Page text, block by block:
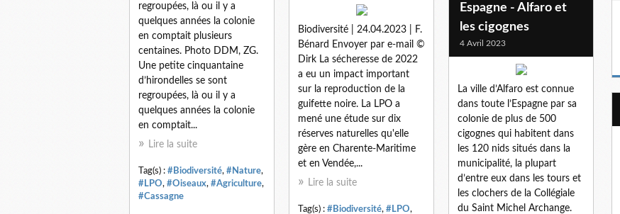
regroupées, là ou il y a
quelques années la colonie
en comptait plusieurs
centaines. Photo DDM, ZG.
Une petite cinquantaine
d’hirondelles se sont
regroupées, là ou il y a
quelques années la colonie
en comptait...
Lire la suite
Tag(s) : #Biodiversité, #Nature,
#LPO, #Oiseaux, #Agriculture,
#Cassagne
Biodiversité | 24.04.2023 | F.
Bénard Envoyer par e-mail ©
Dirk La sécheresse de 2022
a eu un impact important
sur la reproduction de la
guifette noire. La LPO a
mené une étude sur dix
réserves naturelles qu'elle
gère en Charente-Maritime
et en Vendée,...
Lire la suite
Tag(s) : #Biodiversité, #LPO,
Espagne - Alfaro et
les cigognes
4 Avril 2023
La ville d’Alfaro est connue
dans toute l’Espagne par sa
colonie de plus de 500
cigognes qui habitent dans
les 120 nids situés dans la
municipalité, la plupart
d’entre eux dans les tours et
les clochers de la Collégiale
du Saint Michel Archange.